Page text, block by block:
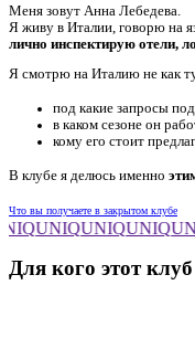
Меня зовут Анна Лебедева.
Я живу в Италии, говорю на
лично инспектирую отели,
Я смотрю на Италию не как
под какие запросы
в каком сезоне он
кому его стоит
В клубе я делюсь именно
Что вы получаете в закрытом клубе
UNIQUNIQUNIQ
Для кого этот клуб